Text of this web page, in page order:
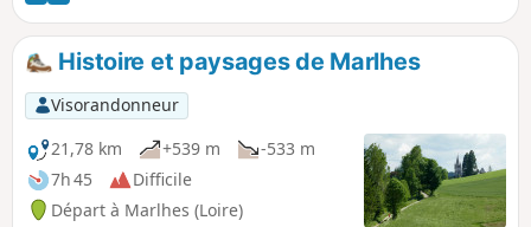
Histoire et paysages de Marlhes
Visorandonneur
21,78 km
+539 m
-533 m
7h 45
Difficile
Départ à Marlhes (Loire)